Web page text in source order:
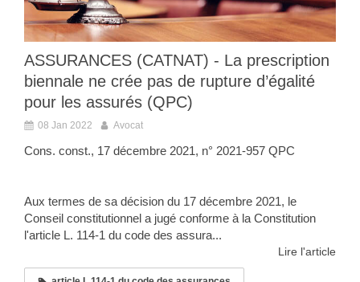
ASSURANCES (CATNAT) - La prescription
biennale ne crée pas de rupture d’égalité
pour les assurés (QPC)
08 Jan 2022 Avocat
Cons. const., 17 décembre 2021, n° 2021-957 QPC
Aux termes de sa décision du 17 décembre 2021, le
Conseil constitutionnel a jugé conforme à la Constitution
l'article L. 114-1 du code des assura...
Lire l'article